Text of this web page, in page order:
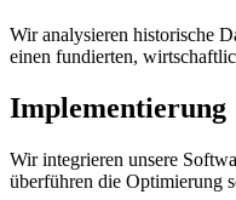
Wir analysieren historische
einen fundierten,
Implementierung
Wir integrieren unsere
überführen die Optimierung